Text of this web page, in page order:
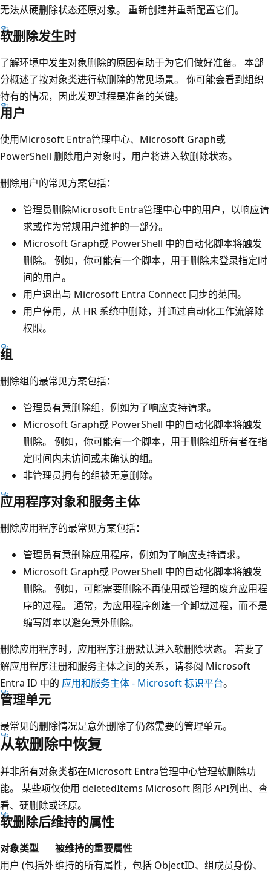
无法从硬删除状态还原对象。 重新创建并重新配置它们。
软删除发生时
了解环境中发生对象删除的原因有助于为它们做好准备。 本部
分概述了按对象类进行软删除的常见场景。 你可能会看到组织
特有的情况，因此发现过程是准备的关键。
用户
使用Microsoft Entra管理中心、Microsoft Graph或
PowerShell 删除用户对象时，用户将进入软删除状态。
删除用户的常见方案包括：
管理员删除Microsoft Entra管理中心中的用户，以响应请
求或作为常规用户维护的一部分。
Microsoft Graph或 PowerShell 中的自动化脚本将触发
删除。 例如，你可能有一个脚本，用于删除未登录指定时
间的用户。
用户退出与 Microsoft Entra Connect 同步的范围。
用户停用，从 HR 系统中删除，并通过自动化工作流解除
权限。
组
删除组的最常见方案包括：
管理员有意删除组，例如为了响应支持请求。
Microsoft Graph或 PowerShell 中的自动化脚本将触发
删除。 例如，你可能有一个脚本，用于删除组所有者在指
定时间内未访问或未确认的组。
非管理员拥有的组被无意删除。
应用程序对象和服务主体
删除应用程序的最常见方案包括：
管理员有意删除应用程序，例如为了响应支持请求。
Microsoft Graph或 PowerShell 中的自动化脚本将触发
删除。 例如，可能需要删除不再使用或管理的废弃应用程
序的过程。 通常，为应用程序创建一个卸载过程，而不是
编写脚本以避免意外删除。
删除应用程序时，应用程序注册默认进入软删除状态。 若要了
解应用程序注册和服务主体之间的关系，请参阅 Microsoft
Entra ID 中的 应用和服务主体 - Microsoft 标识平台。
管理单元
最常见的删除情况是意外删除了仍然需要的管理单元。
从软删除中恢复
并非所有对象类都在Microsoft Entra管理中心管理软删除功
能。 某些项仅使用 deletedItems Microsoft 图形 API列出、查
看、硬删除或还原。
软删除后维持的属性
对象类型
被维持的重要属性
用户 (包括外维持的所有属性，包括 ObjectID、组成员身份、